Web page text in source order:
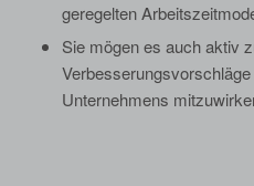
geregelten
Sie mögen es auch aktiv
Unternehmens